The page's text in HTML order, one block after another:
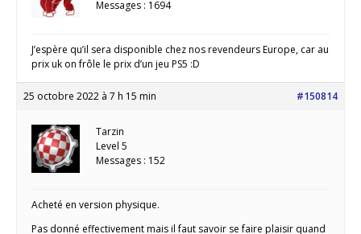
Messages : 1694
J’espère qu’il sera disponible chez nos revendeurs Europe, car au
prix uk on frôle le prix d’un jeu PS5 :D
25 octobre 2022 à 7 h 15 min #150814
Tarzin
Level 5
Messages : 152
Acheté en version physique.
Pas donné effectivement mais il faut savoir se faire plaisir quand